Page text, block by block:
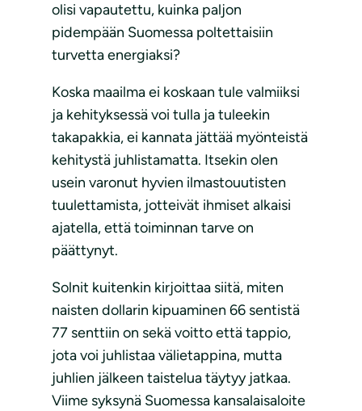
olisi vapautettu, kuinka paljon
pidempään Suomessa poltettaisiin
turvetta energiaksi?
Koska maailma ei koskaan tule valmiiksi
ja kehityksessä voi tulla ja tuleekin
takapakkia, ei kannata jättää myönteistä
kehitystä juhlistamatta. Itsekin olen
usein varonut hyvien ilmastouutisten
tuulettamista, jotteivät ihmiset alkaisi
ajatella, että toiminnan tarve on
päättynyt.
Solnit kuitenkin kirjoittaa siitä, miten
naisten dollarin kipuaminen 66 sentistä
77 senttiin on sekä voitto että tappio,
jota voi juhlistaa välietappina, mutta
juhlien jälkeen taistelua täytyy jatkaa.
Viime syksynä Suomessa kansalaisaloite